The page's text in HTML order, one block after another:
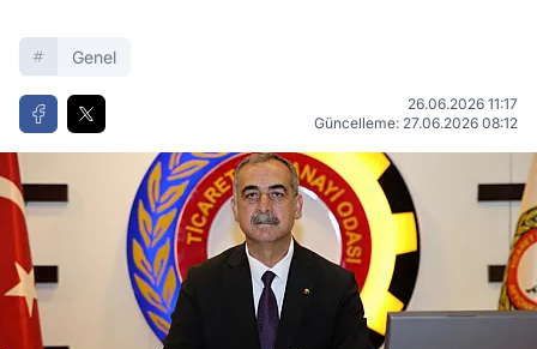
Genel
26.06.2026 11:17
Güncelleme: 27.06.2026 08:12